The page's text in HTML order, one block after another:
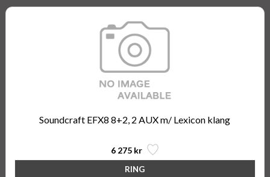
Soundcraft EFX8 8+2, 2 AUX m/ Lexicon klang
6 275 kr